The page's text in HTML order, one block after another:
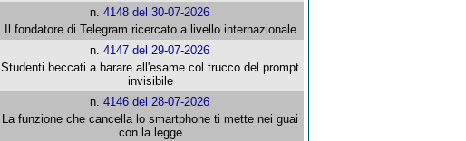
n.4148 del 30-07-2026
Il fondatore di Telegram ricercato a livello internazionale
n.4147 del 29-07-2026
Studenti beccati a barare all'esame col trucco del prompt
invisibile
n.4146 del 28-07-2026
La funzione che cancella lo smartphone ti mette nei guai
con la legge